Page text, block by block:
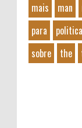
mais
man
para
politica
sobre
the